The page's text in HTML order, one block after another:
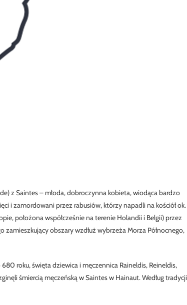
z Saintes – młoda, dobroczynna kobieta, wiodąca bardzo
i zamordowani przez rabusiów, którzy napadli na kościół ok.
położona współcześnie na terenie Holandii i Belgii) przez
obszary wzdłuż wybrzeża Morza Północnego,
roku, święta dziewica i męczennica Raineldis, Reineldis,
śmiercią męczeńską w Saintes w Hainaut. Według tradycji